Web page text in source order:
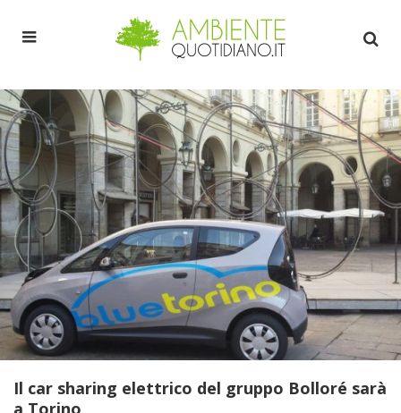
Il car sharing elettrico del gruppo Bolloré sarà
a Torino